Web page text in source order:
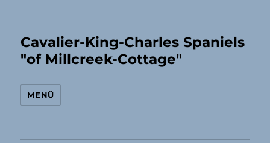
Cavalier-King-Charles Spaniels
"of Millcreek-Cottage"
MENÜ